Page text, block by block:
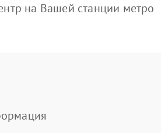
на Вашей станции метро